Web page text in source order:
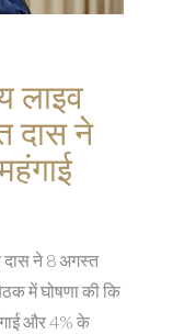
लाइव
दास ने
दास ने 8 अगस्त
में घोषणा की कि
और 4% के